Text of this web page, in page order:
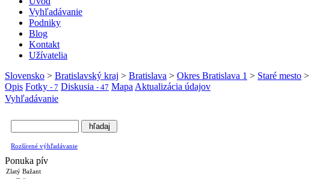
Vyhľadávanie
Podniky
Blog
Kontakt
Užívatelia
Slovensko > Bratislavský kraj > Bratislava > Okres Bratislava 1 > Staré mesto >
Opis Fotky - 7 Diskusia - 47 Mapa Aktualizácia údajov
Vyhľadávanie
Rozšírené výhľadávanie
Ponuka pív
Zlatý Bažant